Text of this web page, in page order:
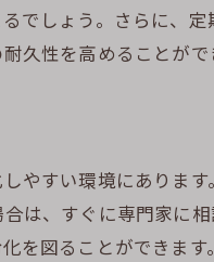
でしょう。さらに、定
久性を高めることがで
やすい環境にあります
は、すぐに専門家に
を図ることができます。